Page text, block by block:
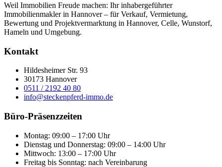
Weil Immobilien Freude machen: Ihr inhabergeführter
Immobilienmakler in Hannover – für Verkauf, Vermietung,
Bewertung und Projektvermarktung in Hannover, Celle, Wunstorf,
Hameln und Umgebung.
Kontakt
Hildesheimer Str. 93
30173 Hannover
0511 / 2192 40 80
info@steckenpferd-immo.de
Büro-Präsenzzeiten
Montag: 09:00 – 17:00 Uhr
Dienstag und Donnerstag: 09:00 – 14:00 Uhr
Mittwoch: 13:00 – 17:00 Uhr
Freitag bis Sonntag: nach Vereinbarung